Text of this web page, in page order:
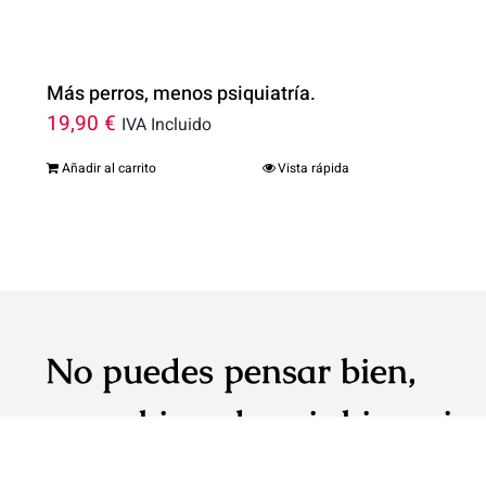
Más perros, menos psiquiatría.
19,90 € IVA Incluido
Añadir al carrito Vista rápida
No puedes pensar bien,
amar bien, dormir bien, si